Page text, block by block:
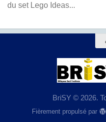
du set Lego Ideas...
BriSY © 2026.
Fièrement propulsé par